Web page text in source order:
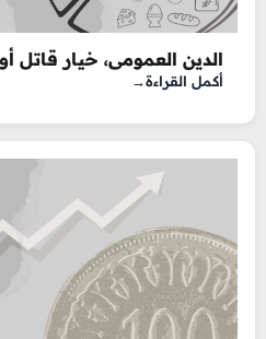
الدين العمومي، خيار قاتل
أكمل القراءة